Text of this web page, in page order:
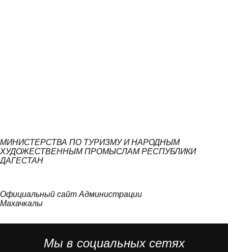
МИНИСТЕРСТВА ПО ТУРИЗМУ И НАРОДНЫМ
ХУДОЖЕСТВЕННЫМ ПРОМЫСЛАМ РЕСПУБЛИКИ
ДАГЕСТАН
Официальный сайт Администрации
Махачкалы
Мы в социальных сетях